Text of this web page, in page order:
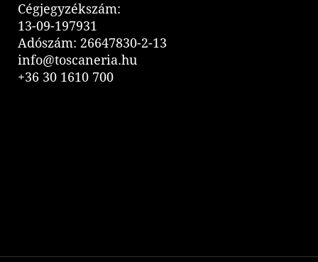
Cégjegyzékszám:
13-09-197931
Adószám: 26647830-2-13
info@toscaneria.hu
+36 30 1610 700